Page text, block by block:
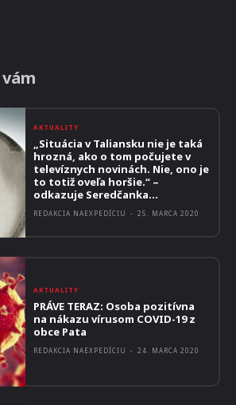
AKTUALITY
„Situácia v Taliansku nie je taká
hrozná, ako o tom počujete v
televíznych novinách. Nie, ono je
to totiž oveľa horšie.“ –
odkazuje Seredčanka...
REDAKCIA NAEXPEDÍCIU - 25. MARCA 2020
AKTUALITY
PRÁVE TERAZ: Osoba pozitívna
na nákazu vírusom COVID-19 z
obce Pata
REDAKCIA NAEXPEDÍCIU - 24. MARCA 2020